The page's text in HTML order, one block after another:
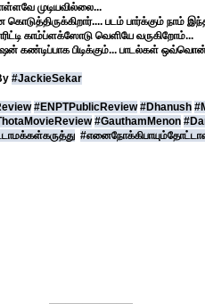
முடியவில்லை...
படம் பார்க்கும் நாம்
காம்ப்ளக்ஸோடு வெளியே வருகிறோம்...
கண்டிப்பாக பிடிக்கும்... பாடல்கள்
#JackieSekar
#ENPTPublicReview #Dhanush
#GauthamMenon